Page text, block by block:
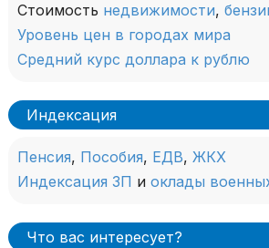
Стоимость недвижимости,
Уровень цен в городах мира
Средний курс доллара к рублю
Индексация
Пенсия, Пособия, ЕДВ, ЖКХ
Индексация ЗП и оклады
Что вас интересует?